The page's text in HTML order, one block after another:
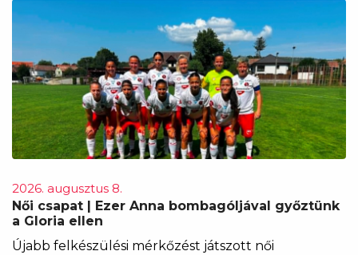
2026. augusztus 8.
Női csapat | Ezer Anna bombagóljával győztünk
a Gloria ellen
Újabb felkészülési mérkőzést játszott női